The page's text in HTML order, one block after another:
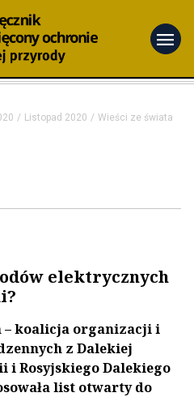
menu
Listopad 2020 Wieści ze świata
elektrycznych
– koalicja organizacji i
z Dalekiej
i Rosyjskiego Dalekiego
list otwarty do